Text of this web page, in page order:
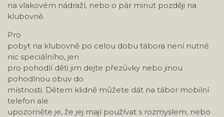
na vlakovém nádraží, nebo o pár minut později na
klubovně.
Pro
pobyt na klubovně po celou dobu tábora není nutné
nic speciálního, jen
pro pohodlí děti jim dejte přezůvky nebo jinou
pohodlnou obuv do
místnosti. Dětem klidně můžete dát na tábor mobilní
telefon ale
upozorněte je, že jej mají používat s rozmyslem, nebo